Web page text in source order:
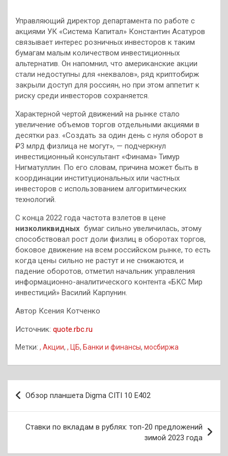
Управляющий директор департамента по работе с
акциями УК «Система Капитал» Константин Асатуров
связывает интерес розничных инвесторов к таким
бумагам малым количеством инвестиционных
альтернатив. Он напомнил, что американские акции
стали недоступны для «неквалов», ряд криптобирж
закрыли доступ для россиян, но при этом аппетит к
риску среди инвесторов сохраняется.
Характерной чертой движений на рынке стало
увеличение объемов торгов отдельными акциями в
десятки раз. «Создать за один день с нуля оборот в
₽3 млрд физлица не могут», — подчеркнул
инвестиционный консультант «Финама» Тимур
Нигматуллин. По его словам, причина может быть в
координации институциональных или частных
инвесторов с использованием алгоритмических
технологий.
С конца 2022 года частота взлетов в цене
низколиквидных бумаг сильно увеличилась, этому
способствовал рост доли физлиц в оборотах торгов,
боковое движение на всем российском рынке, то есть
когда цены сильно не растут и не снижаются, и
падение оборотов, отметил начальник управления
информационно-аналитического контента «БКС Мир
инвестиций» Василий Карпунин.
Автор Ксения Котченко
Источник: quote.rbc.ru
Метки: , Акции, , ЦБ, Банки и финансы, мосбиржа
Навигация
по
записям
Обзор планшета Digma CITI 10 E402
Ставки по вкладам в рублях: топ-20 предложений
зимой 2023 года